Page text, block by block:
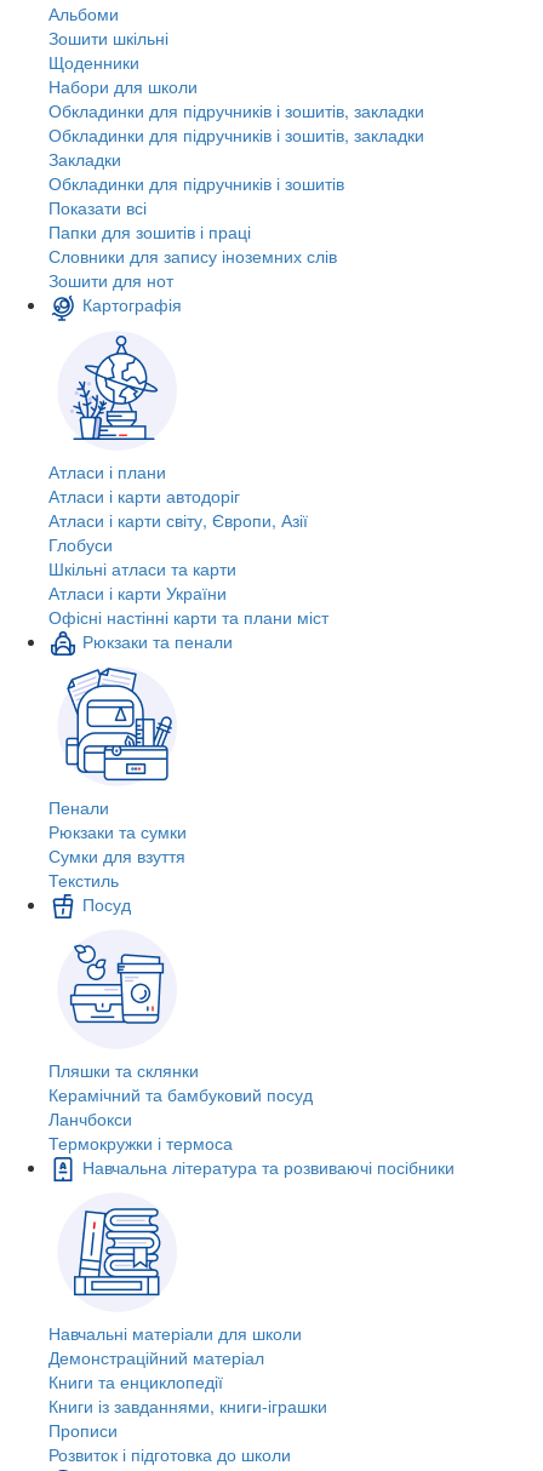
Альбоми
Зошити шкільні
Щоденники
Набори для школи
Обкладинки для підручників і зошитів, закладки
Обкладинки для підручників і зошитів, закладки
Закладки
Обкладинки для підручників і зошитів
Показати всі
Папки для зошитів і праці
Словники для запису іноземних слів
Зошити для нот
Картографія
Атласи і плани
Атласи і карти автодоріг
Атласи і карти світу, Європи, Азії
Глобуси
Шкільні атласи та карти
Атласи і карти України
Офісні настінні карти та плани міст
Рюкзаки та пенали
Пенали
Рюкзаки та сумки
Сумки для взуття
Текстиль
Посуд
Пляшки та склянки
Керамічний та бамбуковий посуд
Ланчбокси
Термокружки і термоса
Навчальна література та розвиваючі посібники
Навчальні матеріали для школи
Демонстраційний матеріал
Книги та енциклопедії
Книги із завданнями, книги-іграшки
Прописи
Розвиток і підготовка до школи